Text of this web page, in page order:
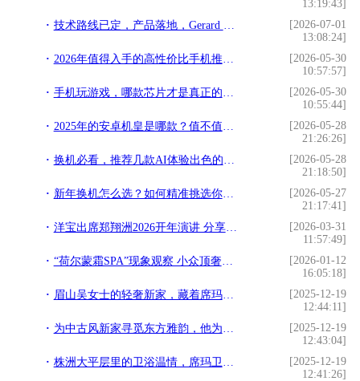
13:19:43]
技术路线已定，产品落地，Gerard Williams离职影响有限
[2026-07-01
13:08:24]
2026年值得入手的高性价比手机推荐，“甜点机”性能新定义
[2026-05-30
10:57:57]
手机玩游戏，哪款芯片才是真正的硬核实力派？
[2026-05-30
10:55:44]
2025年的安卓机皇是哪款？值不值得买？
[2026-05-28
21:26:26]
换机必看，推荐几款AI体验出色的旗舰手机
[2026-05-28
21:18:50]
新年换机怎么选？如何精准挑选你的“本命旗舰”？
[2026-05-27
21:17:41]
洋宝出席郑翔洲2026开年演讲 分享“企业家权威IP打造
[2026-03-31
11:57:49]
“荷尔蒙霜SPA”现象观察 小众顶奢如何悄然定义精英女性“抗衰”新标准？
[2026-01-12
16:05:18]
眉山吴女士的轻奢新家，藏着席玛卫浴 10 年不变的信赖
[2025-12-19
12:44:11]
为中古风新家寻觅东方雅韵，他为何对席玛卫浴一见倾心？
[2025-12-19
12:43:04]
株洲大平层里的卫浴温情，席玛卫浴与设计师的完美邂逅
[2025-12-19
12:41:26]